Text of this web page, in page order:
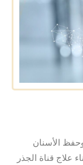
الأسنان
علاج قناة الجذر